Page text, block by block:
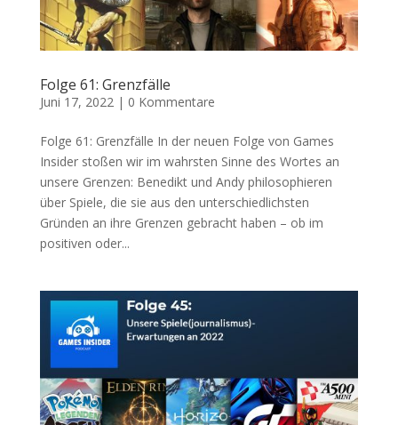
Folge 61: Grenzfälle
Juni 17, 2022 | 0 Kommentare
Folge 61: Grenzfälle In der neuen Folge von Games
Insider stoßen wir im wahrsten Sinne des Wortes an
unsere Grenzen: Benedikt und Andy philosophieren
über Spiele, die sie aus den unterschiedlichsten
Gründen an ihre Grenzen gebracht haben – ob im
positiven oder...